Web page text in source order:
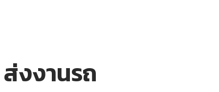
ส่งงานรถ